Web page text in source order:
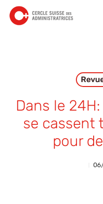
main
Dans le
se cassent
pour